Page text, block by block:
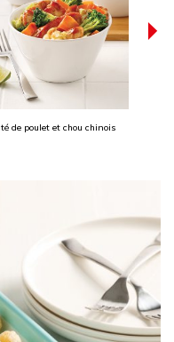
de poulet et chou chinois